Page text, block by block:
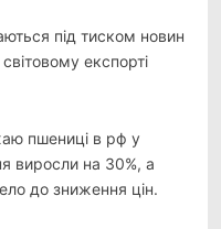
під тиском новин
світовому експорті
пшениці в рф у
виросли на 30%, а
до зниження цін.